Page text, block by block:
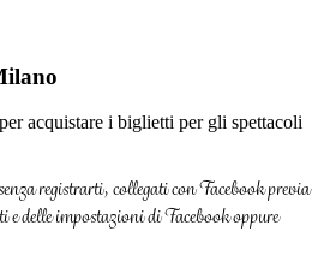
acquistare i biglietti per gli spettacoli
registrarti, collegati con Facebook previa
delle impostazioni di Facebook oppure